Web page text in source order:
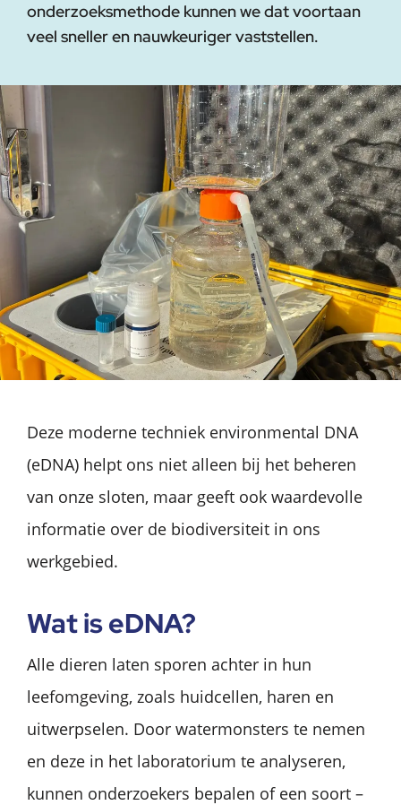
onderzoeksmethode kunnen we dat voortaan
veel sneller en nauwkeuriger vaststellen.
Deze moderne techniek environmental DNA
(eDNA) helpt ons niet alleen bij het beheren
van onze sloten, maar geeft ook waardevolle
informatie over de biodiversiteit in ons
werkgebied.
Wat is eDNA?
Alle dieren laten sporen achter in hun
leefomgeving, zoals huidcellen, haren en
uitwerpselen. Door watermonsters te nemen
en deze in het laboratorium te analyseren,
kunnen onderzoekers bepalen of een soort –